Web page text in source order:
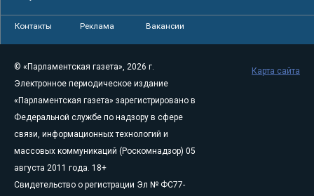
Контакты Реклама Вакансии
© «Парламентская газета», 2026 г.
Электронное периодическое издание
«Парламентская газета» зарегистрировано в
Федеральной службе по надзору в сфере
связи, информационных технологий и
массовых коммуникаций (Роскомнадзор) 05
августа 2011 года. 18+
Свидетельство о регистрации Эл № ФС77-
Карта сайта